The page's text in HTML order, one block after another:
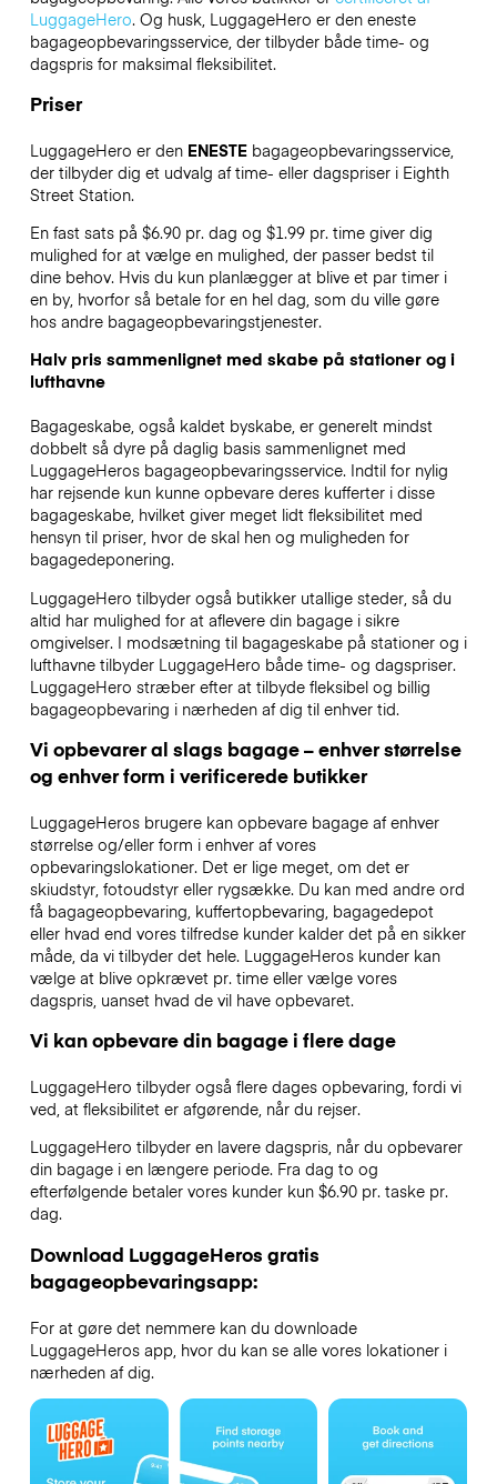
LuggageHero. Og husk, LuggageHero er den eneste
bagageopbevaringsservice, der tilbyder både time- og
dagspris for maksimal fleksibilitet.
Priser
LuggageHero er den ENESTEbagageopbevaringsservice,
der tilbyder dig et udvalg af time- eller dagspriser i Eighth
Street Station.
En fast sats på $6.90 pr. dag og $1.99 pr. time giver dig
mulighed for at vælge en mulighed, der passer bedst til
dine behov. Hvis du kun planlægger at blive et par timer i
en by, hvorfor så betale for en hel dag, som du ville gøre
hos andre bagageopbevaringstjenester.
Halv pris sammenlignet med skabe på stationer og i
lufthavne
Bagageskabe, også kaldet byskabe, er generelt mindst
dobbelt så dyre på daglig basis sammenlignet med
LuggageHeros bagageopbevaringsservice. Indtil for nylig
har rejsende kun kunne opbevare deres kufferter i disse
bagageskabe, hvilket giver meget lidt fleksibilitet med
hensyn til priser, hvor de skal hen og muligheden for
bagagedeponering.
LuggageHero tilbyder også butikker utallige steder, så du
altid har mulighed for at aflevere din bagage i sikre
omgivelser. I modsætning til bagageskabe på stationer og i
lufthavne tilbyder LuggageHero både time- og dagspriser.
LuggageHero stræber efter at tilbyde fleksibel og billig
bagageopbevaring i nærheden af dig til enhver tid.
Vi opbevarer al slags bagage – enhver størrelse
og enhver form i verificerede butikker
LuggageHeros brugere kan opbevare bagage af enhver
størrelse og/eller form i enhver af vores
opbevaringslokationer. Det er lige meget, om det er
skiudstyr, fotoudstyr eller rygsække. Du kan med andre ord
få bagageopbevaring, kuffertopbevaring, bagagedepot
eller hvad end vores tilfredse kunder kalder det på en sikker
måde, da vi tilbyder det hele. LuggageHeros kunder kan
vælge at blive opkrævet pr. time eller vælge vores
dagspris, uanset hvad de vil have opbevaret.
Vi kan opbevare din bagage i flere dage
LuggageHero tilbyder også flere dages opbevaring, fordi vi
ved, at fleksibilitet er afgørende, når du rejser.
LuggageHero tilbyder en lavere dagspris, når du opbevarer
din bagage i en længere periode. Fra dag to og
efterfølgende betaler vores kunder kun $6.90 pr. taske pr.
dag.
Download LuggageHeros gratis
bagageopbevaringsapp:
For at gøre det nemmere kan du downloade
LuggageHeros app, hvor du kan se alle vores lokationer i
nærheden af dig.